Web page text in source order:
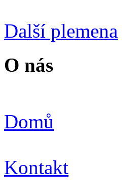
Další plemena
O nás
Domů
Kontakt